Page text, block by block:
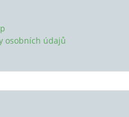
osobních údajů